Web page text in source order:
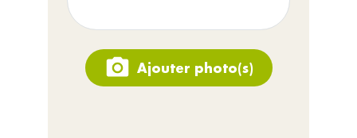
Ajouter photo(s)